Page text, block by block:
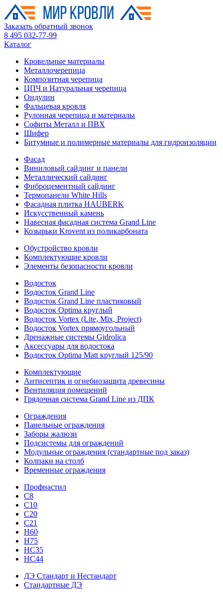
Заказать обратный звонок
8 495 032-77-99
Каталог
Кровельные материалы
Металлочерепица
Композитная черепица
ЦПЧ и Натуральная черепица
Ондулин
Фальцевая кровля
Рулонная черепица и материалы
Софиты Металл и ПВХ
Шифер
Битумные и полимерные материалы для гидроизоляции
Фасад
Виниловый сайдинг и панели
Металлический сайдинг
Фиброцементный сайдинг
Термопанели White Hills
Фасадная плитка HAUBERK
Искусственный камень
Навесная фасадная система Grand Line
Козырьки Krovent из поликарбоната
Обустройство кровли
Комплектующие кровли
Элементы безопасности кровли
Водосток
Водосток Grand Line
Водосток Grand Line пластиковый
Водосток Optima круглый
Водосток Vortex (Lite, Mix, Project)
Водосток Vortex прямоугольный
Дренажные системы Gidrolica
Аксессуары для водостока
Водосток Optima Matt круглый 125/90
Комплектующие
Антисептик и огнебиозащита древесины
Вентиляция помещений
Грядочная система Grand Line из ДПК
Ограждения
Панельные ограждения
Заборы жалюзи
Подсистемы для ограждений
Модульные ограждения (стандартные под заказ)
Колпаки на столб
Временные ограждения
Профнастил
С8
С10
С20
С21
H60
H75
HС35
НС44
ДЭ Стандарт и Нестандарт
Стандартные ДЭ